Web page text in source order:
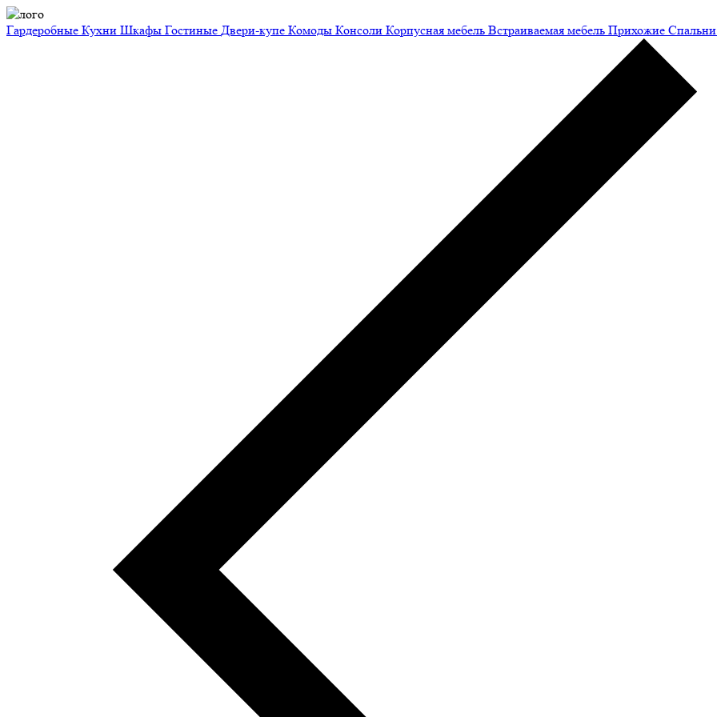
Гардеробные Кухни Шкафы Гостиные Двери-купе Комоды Консоли Корпусная мебель Встраиваемая мебель Прихожие Спальни